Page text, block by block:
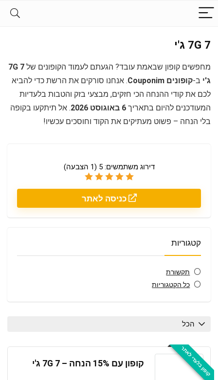
7G 7 ג'י
מחפשים קופון שבאמת עובד? הגעתם לעמוד הקופונים של 7G 7
ג'י ב-קופונים Couponim
. אנחנו סורקים את הרשת כדי להביא
לכם את קודי ההנחה הכי חזקים, מבצעי בזק והטבות בלעדיות
המעודכנים להיום בתאריך 6 באוגוסט 2026
. אל תיתקעו בקופה
בלי הנחה – פשוט מעתיקים את הקוד וחוסכים עכשיו!
דירוג משתמשים:5
(
1 הצבעה)
כניסה לאתר
קטגוריות
תקשורת
כל הקטגוריות
הכל
קופון בלעדי לאתר קופון עם 15% הנחה – 7G 7 ג'י